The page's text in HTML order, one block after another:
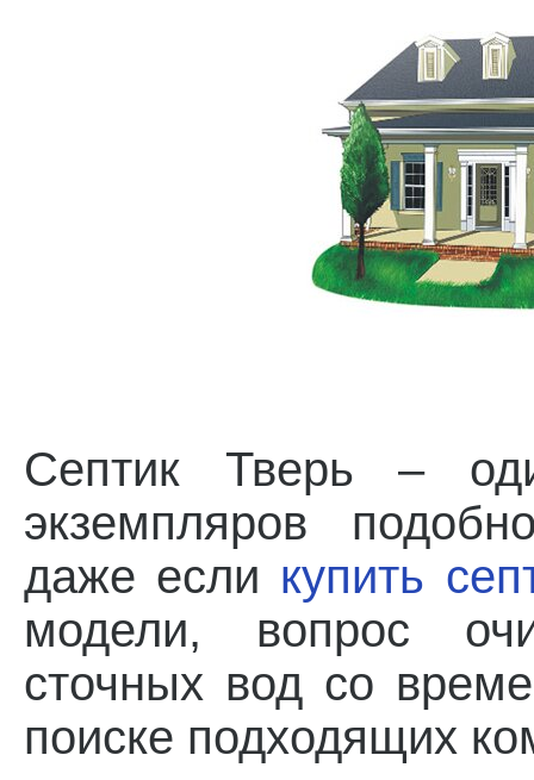
Септик Тверь –
экземпляров
даже если купить
модели, вопрос
сточных вод со
поиске подходящих